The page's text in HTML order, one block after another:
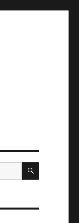
SZUKAJ